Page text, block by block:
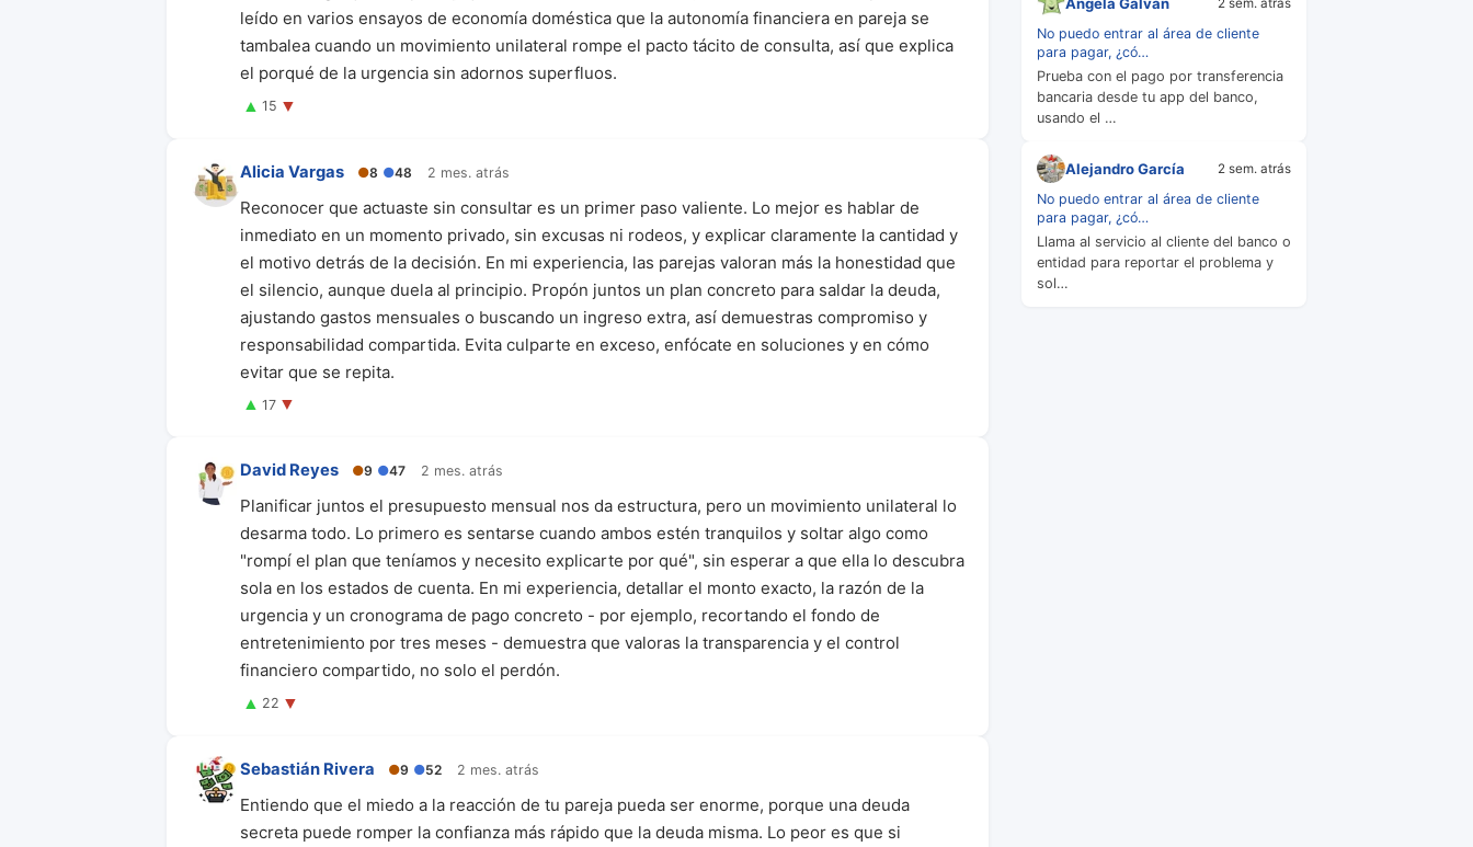
leído en varios ensayos de economía doméstica que la autonomía financiera en pareja se
tambalea cuando un movimiento unilateral rompe el pacto tácito de consulta, así que explica
el porqué de la urgencia sin adornos superfluos.
▲ 15 ▼
Alicia Vargas ●8 ●48 2 mes. atrás
Reconocer que actuaste sin consultar es un primer paso valiente. Lo mejor es hablar de
inmediato en un momento privado, sin excusas ni rodeos, y explicar claramente la cantidad y
el motivo detrás de la decisión. En mi experiencia, las parejas valoran más la honestidad que
el silencio, aunque duela al principio. Propón juntos un plan concreto para saldar la deuda,
ajustando gastos mensuales o buscando un ingreso extra, así demuestras compromiso y
responsabilidad compartida. Evita culparte en exceso, enfócate en soluciones y en cómo
evitar que se repita.
▲ 17 ▼
David Reyes ●9 ●47 2 mes. atrás
Planificar juntos el presupuesto mensual nos da estructura, pero un movimiento unilateral lo
desarma todo. Lo primero es sentarse cuando ambos estén tranquilos y soltar algo como
"rompí el plan que teníamos y necesito explicarte por qué", sin esperar a que ella lo descubra
sola en los estados de cuenta. En mi experiencia, detallar el monto exacto, la razón de la
urgencia y un cronograma de pago concreto - por ejemplo, recortando el fondo de
entretenimiento por tres meses - demuestra que valoras la transparencia y el control
financiero compartido, no solo el perdón.
▲ 22 ▼
Sebastián Rivera ●9 ●52 2 mes. atrás
Entiendo que el miedo a la reacción de tu pareja pueda ser enorme, porque una deuda
secreta puede romper la confianza más rápido que la deuda misma. Lo peor es que si
2 sem. atrás
No puedo entrar al área de cliente
para pagar, ¿có…
Prueba con el pago por transferencia
bancaria desde tu app del banco,
usando el …
Alejandro García 2 sem. atrás
No puedo entrar al área de cliente
para pagar, ¿có…
Llama al servicio al cliente del banco o
entidad para reportar el problema y
sol…